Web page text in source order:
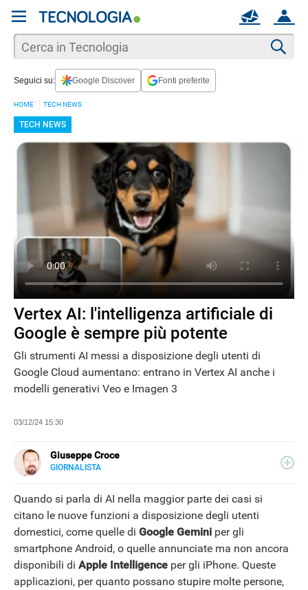
ACCOUNT
MAIL
NEWS
Seguici su: Google Discover Fonti preferite
HOME TECH NEWS
TECH NEWS
Vertex AI: l'intelligenza artificiale di
Google è sempre più potente
Gli strumenti AI messi a disposizione degli utenti di
Google Cloud aumentano: entrano in Vertex AI anche i
modelli generativi Veo e Imagen 3
03/12/24 15:30
Giuseppe Croce
GIORNALISTA
elettronici e nuove tecnologie applicate al mondo
automotive. È entrato in Libero Tecnologia nel 2018.
Quando si parla di AI nella maggior parte dei casi si
citano le nuove funzioni a disposizione degli utenti
domestici, come quelle di Google Gemini per gli
smartphone Android, o quelle annunciate ma non ancora
disponibili di Apple Intelligence per gli iPhone. Queste
applicazioni, per quanto possano stupire molte persone,